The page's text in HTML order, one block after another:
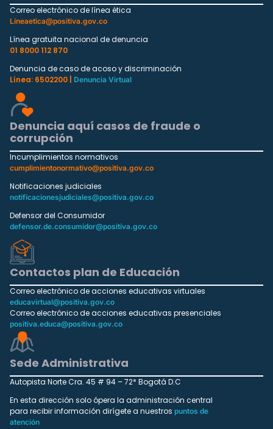
Correo electrónico de línea ética
Lineaetica@positiva.gov.co
Línea gratuita nacional de denuncia
01 8000 112 870
Denuncia de caso de acoso y discriminación
Línea: 6502200 |
Denuncia Virtual
Denuncia aquí casos de fraude o
corrupción
Incumplimientos normativos
cumplimientonormativo@positiva.gov.co
Notificaciones judiciales
notificacionesjudiciales@positiva.gov.co
Defensor del Consumidor
defensor.de.consumidor@positiva.gov.co
Contactos plan de Educación
Correo electrónico de acciones educativas virtuales
educavirtual@positiva.gov.co
Correo electrónico de acciones educativas presenciales
positiva.educa@positiva.gov.co
Sede Administrativa
Autopista Norte Cra. 45 # 94 – 72* Bogotá D.C
En esta dirección solo ópera la administración central
para recibir información dirígete a nuestros puntos de
atención